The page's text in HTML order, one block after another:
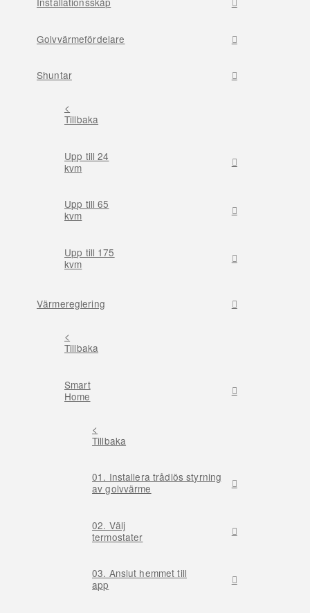
Golvvärmefördelare
Shuntar
<
Tillbaka
Upp till 24
kvm
Upp till 65
kvm
Upp till 175
kvm
Värmereglering
<
Tillbaka
Smart
Home
<
Tillbaka
01. Installera trådlös styrning
av golvvärme
02. Välj
termostater
03. Anslut hemmet till
app